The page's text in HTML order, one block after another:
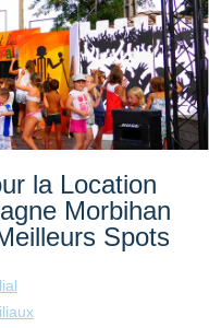
la Location
Morbihan
Spots